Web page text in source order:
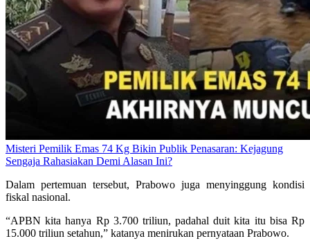
Misteri Pemilik Emas 74 Kg Bikin Publik Penasaran: Kejagung
Sengaja Rahasiakan Demi Alasan Ini?
Dalam pertemuan tersebut, Prabowo juga menyinggung kondisi
fiskal nasional.
“APBN kita hanya Rp 3.700 triliun, padahal duit kita itu bisa Rp
15.000 triliun setahun,” katanya menirukan pernyataan Prabowo.